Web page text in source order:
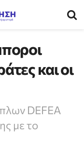
και οι
DEFEA
με το